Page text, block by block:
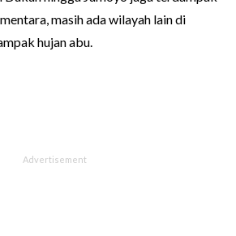
masih ada wilayah lain di
hujan abu.